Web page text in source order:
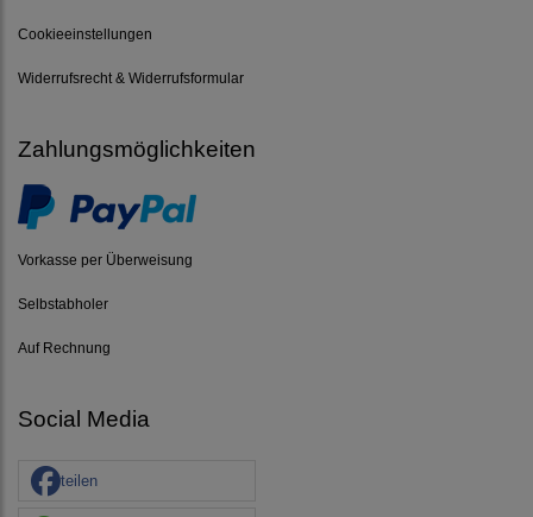
Cookieeinstellungen
Widerrufsrecht & Widerrufsformular
Zahlungsmöglichkeiten
Vorkasse per Überweisung
Selbstabholer
Auf Rechnung
Social Media
teilen